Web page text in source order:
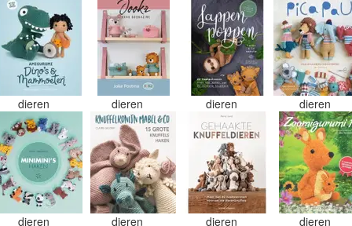
dieren dieren dieren dieren
dieren dieren dieren dieren